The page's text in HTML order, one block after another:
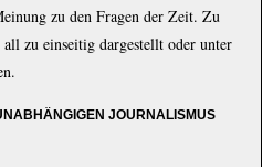
zu den Fragen der Zeit. Zu
zu einseitig dargestellt oder unter
JOURNALISMUS